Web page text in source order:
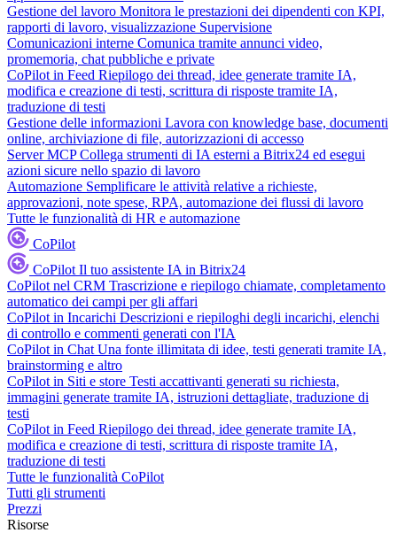
Gestione del lavoro Monitora le prestazioni dei dipendenti con KPI,
rapporti di lavoro, visualizzazione Supervisione
Comunicazioni interne Comunica tramite annunci video,
promemoria, chat pubbliche e private
CoPilot in Feed Riepilogo dei thread, idee generate tramite IA,
modifica e creazione di testi, scrittura di risposte tramite IA,
traduzione di testi
Gestione delle informazioni Lavora con knowledge base, documenti
online, archiviazione di file, autorizzazioni di accesso
Server MCP Collega strumenti di IA esterni a Bitrix24 ed esegui
azioni sicure nello spazio di lavoro
Automazione Semplificare le attività relative a richieste,
approvazioni, note spese, RPA, automazione dei flussi di lavoro
Tutte le funzionalità di HR e automazione
CoPilot
CoPilot Il tuo assistente IA in Bitrix24
CoPilot nel CRM Trascrizione e riepilogo chiamate, completamento
automatico dei campi per gli affari
CoPilot in Incarichi Descrizioni e riepiloghi degli incarichi, elenchi
di controllo e commenti generati con l'IA
CoPilot in Chat Una fonte illimitata di idee, testi generati tramite IA,
brainstorming e altro
CoPilot in Siti e store Testi accattivanti generati su richiesta,
immagini generate tramite IA, istruzioni dettagliate, traduzione di
testi
CoPilot in Feed Riepilogo dei thread, idee generate tramite IA,
modifica e creazione di testi, scrittura di risposte tramite IA,
traduzione di testi
Tutte le funzionalità CoPilot
Tutti gli strumenti
Prezzi
Risorse